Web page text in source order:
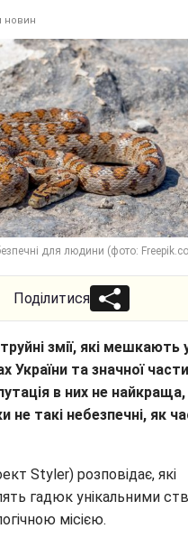
новин
для людини (фото:
Поділитися
змії, які мешкають
України та значної
в них не найкраща,
не такі небезпечні, як
Styler) розповідає, які
гадюк унікальними
місією.